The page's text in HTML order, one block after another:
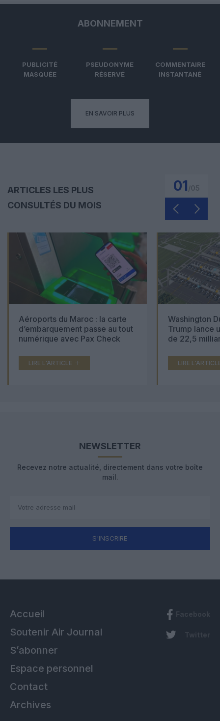
ABONNEMENT
PUBLICITÉ
MASQUÉE
PSEUDONYME
RÉSERVÉ
COMMENTAIRE
INSTANTANÉ
EN SAVOIR PLUS
ARTICLES LES PLUS
CONSULTÉS DU MOIS
01
Aéroports du Maroc : la carte
d’embarquement passe au tout
numérique avec Pax Check
LIRE L'ARTICLE
Washington
Trump lance
de 22,5
LIRE
NEWSLETTER
Recevez notre actualité, directement dans votre boîte
mail.
S'INSCRIRE
Accueil
Soutenir Air Journal
S’abonner
Espace personnel
Contact
Archives